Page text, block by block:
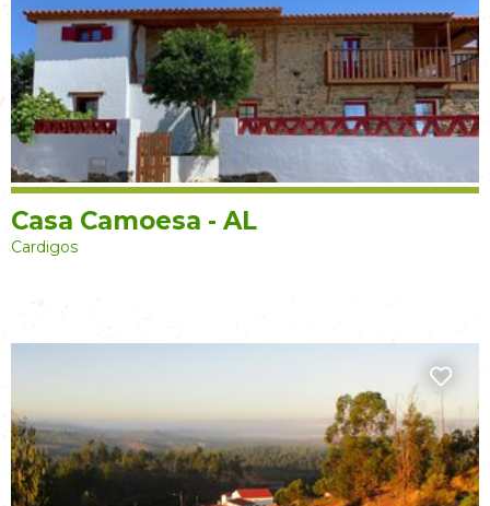
Casa Camoesa - AL
Cardigos